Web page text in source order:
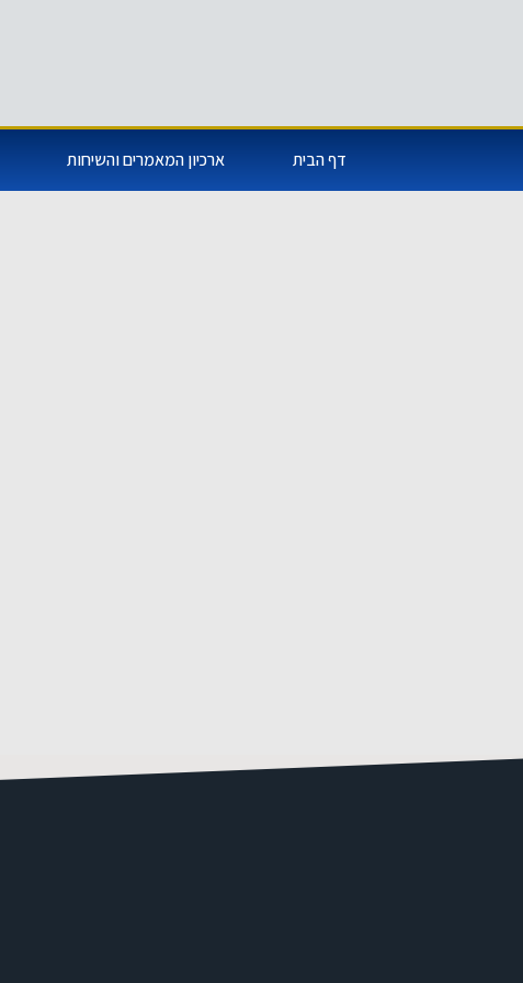
דף הבית ארכיון המאמרים והשיחות